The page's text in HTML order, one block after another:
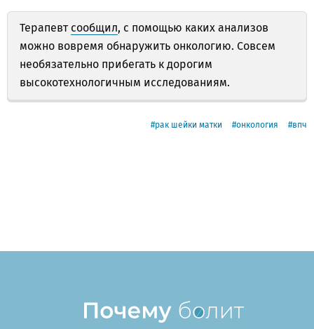
Терапевт сообщил, с помощью каких анализов
можно вовремя обнаружить онкологию. Совсем
необязательно прибегать к дорогим
высокотехнологичным исследованиям.
рак шейки матки онкология впч